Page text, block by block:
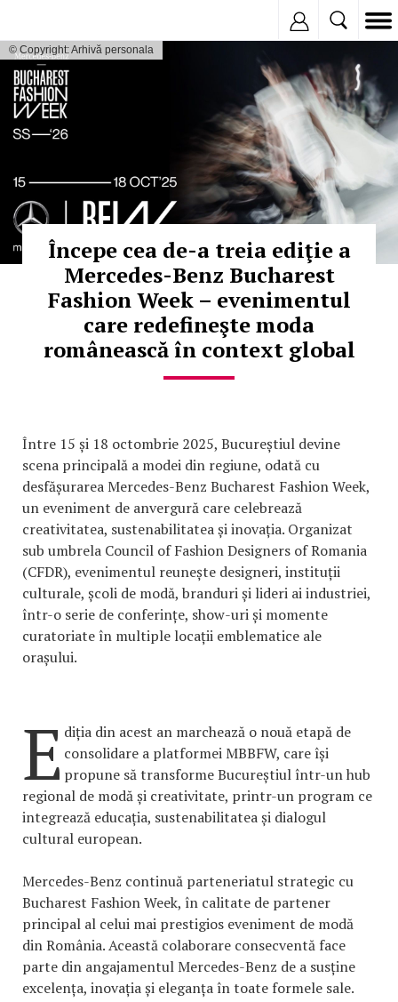
© Copyright: Arhivă personala
Începe cea de-a treia ediţie a
Mercedes-Benz Bucharest
Fashion Week – evenimentul
care redefineşte moda
românească în context global
Între 15 și 18 octombrie 2025, Bucureștiul devine
scena principală a modei din regiune, odată cu
desfășurarea Mercedes-Benz Bucharest Fashion Week,
un eveniment de anvergură care celebrează
creativitatea, sustenabilitatea și inovația. Organizat
sub umbrela Council of Fashion Designers of Romania
(CFDR), evenimentul reunește designeri, instituții
culturale, școli de modă, branduri și lideri ai industriei,
într-o serie de conferințe, show-uri și momente
curatoriate în multiple locații emblematice ale
orașului.
E diția din acest an marchează o nouă etapă de
consolidare a platformei MBBFW, care își
propune să transforme Bucureștiul într-un hub
regional de modă și creativitate, printr-un program ce
integrează educația, sustenabilitatea și dialogul
cultural european.
Mercedes-Benz continuă parteneriatul strategic cu
Bucharest Fashion Week, în calitate de partener
principal al celui mai prestigios eveniment de modă
din România. Această colaborare consecventă face
parte din angajamentul Mercedes-Benz de a susține
excelența, inovația și eleganța în toate formele sale.